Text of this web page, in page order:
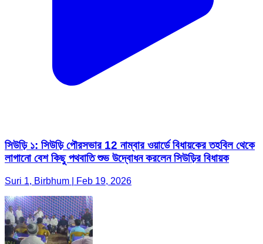
সিউড়ি ১: সিউড়ি পৌরসভার 12 নাম্বার ওয়ার্ডে বিধায়কের তহবিল থেকে
লাগানো বেশ কিছু পথবাতি শুভ উদ্বোধন করলেন সিউড়ির বিধায়ক
Suri 1, Birbhum | Feb 19, 2026